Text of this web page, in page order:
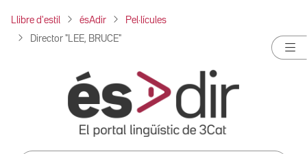
Llibre d'estil ésAdir Pel·lícules
Director "LEE, BRUCE"